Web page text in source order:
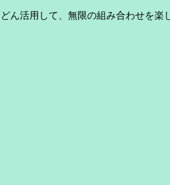
活用して、無限の組み合わせを楽